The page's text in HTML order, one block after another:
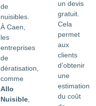
de
nuisibles.
À Caen,
les
entreprises
de
dératisation,
comme
Allo
Nuisible,
un devis
gratuit.
Cela
permet
aux
clients
d’obtenir
une
estimation
du coût